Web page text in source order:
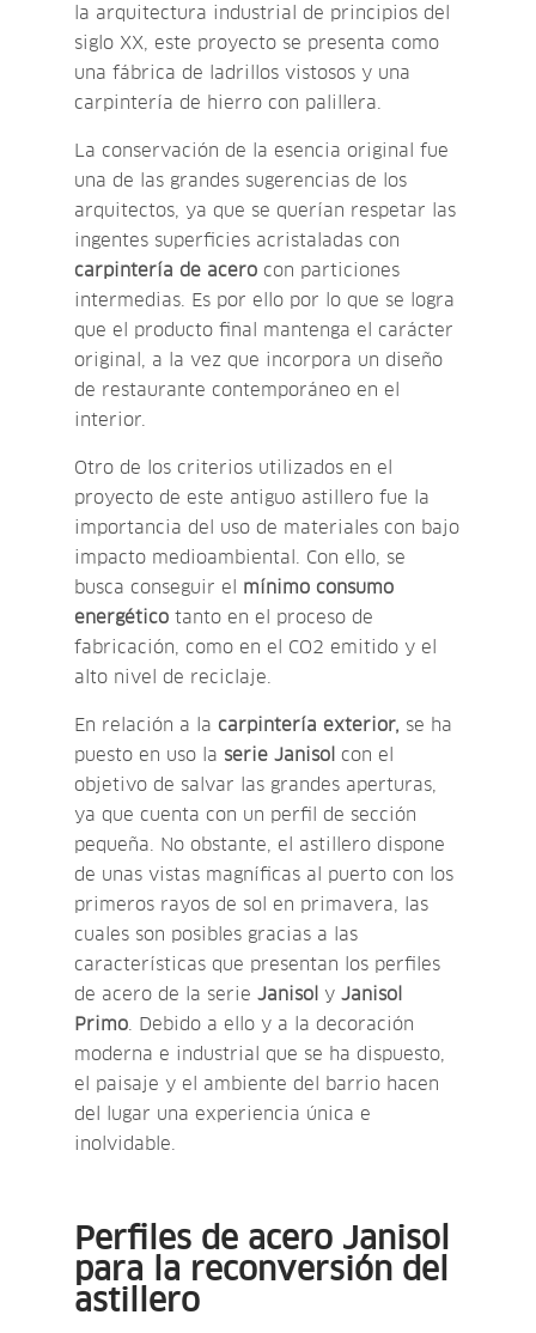
la arquitectura industrial de principios del
siglo XX, este proyecto se presenta como
una fábrica de ladrillos vistosos y una
carpintería de hierro con palillera.
La conservación de la esencia original fue
una de las grandes sugerencias de los
arquitectos, ya que se querían respetar las
ingentes superficies acristaladas con
carpintería de acero con particiones
intermedias. Es por ello por lo que se logra
que el producto final mantenga el carácter
original, a la vez que incorpora un diseño
de restaurante contemporáneo en el
interior.
Otro de los criterios utilizados en el
proyecto de este antiguo astillero fue la
importancia del uso de materiales con bajo
impacto medioambiental. Con ello, se
busca conseguir el mínimo consumo
energético tanto en el proceso de
fabricación, como en el CO2 emitido y el
alto nivel de reciclaje.
En relación a la carpintería exterior, se ha
puesto en uso la serie Janisol
con el
objetivo de salvar las grandes aperturas,
ya que cuenta con un perfil de sección
pequeña. No obstante, el astillero dispone
de unas vistas magníficas al puerto con los
primeros rayos de sol en primavera, las
cuales son posibles gracias a las
características que presentan los perfiles
de acero de la serieJanisolyJanisol
Primo . Debido a ello y a la decoración
moderna e industrial que se ha dispuesto,
el paisaje y el ambiente del barrio hacen
del lugar una experiencia única e
inolvidable.
Perfiles de acero Janisol
para la reconversión del
astillero